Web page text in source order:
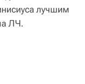
лучшим
ЛЧ.